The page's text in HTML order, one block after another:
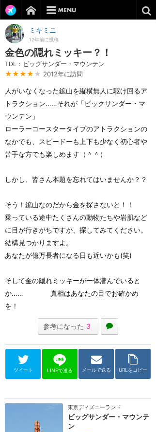
ミキミニ
12年前に投稿
金色の隠れミッキー？！
TDL：ビッグサンダー・マウンテン
★★★★ ★ 2012年に訪問
人がいなくなった鉱山を縦横無人に駆け回るア
トラクション……それが「ビックサンダー・マ
ウンテン」
ローラーコースタータイプのアトラクションの
なかでも、スピードーも上下も少なく初心者や
苦手な方でも楽しめます（＾＾）
しかし、皆さん本題を忘れてはいませんか？？
そう！鉱山なのだから金を探さないと！！
乗っている途中たくさんの動物たちや岩肌など
に目が行きがちですが、探してみてください。
結構見つかりますよ。
あなたが億万長者になる日も近いかも(笑)
そして金の隠れミッキーが一体潜んでいると
か…… 真相はあなたの目でお確かめ
を！
参考になった 3
ツイート LINEで送る メールで送る URLをコピー
東京ディズニーランド
ビッグサンダー・マウンテ
ン